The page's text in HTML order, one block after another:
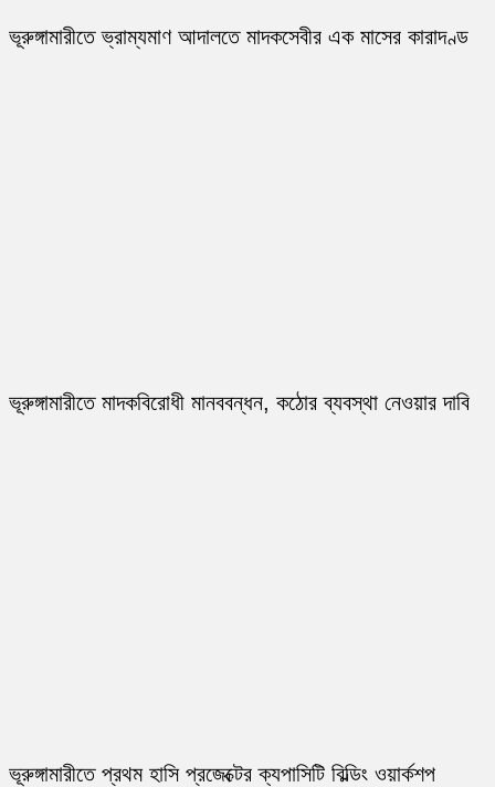
ভূরুঙ্গামারীতে ভ্রাম্যমাণ আদালতে মাদকসেবীর এক মাসের কারাদণ্ড
ভূরুঙ্গামারীতে মাদকবিরোধী মানববন্ধন, কঠোর ব্যবস্থা নেওয়ার দাবি
ভূরুঙ্গামারীতে প্রথম হাসি প্রজেক্টের ক্যপাসিটি বিল্ডিং ওয়ার্কশপ